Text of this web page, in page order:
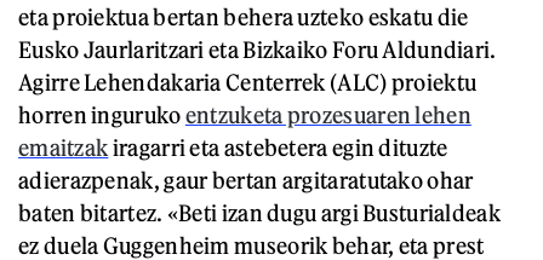
eta proiektua bertan behera uzteko eskatu die
Eusko Jaurlaritzari eta Bizkaiko Foru Aldundiari.
Agirre Lehendakaria Centerrek (ALC) proiektu
horren ingurukoentzuketa prozesuaren lehen
emaitzakiragarri eta astebetera egin dituzte
adierazpenak, gaur bertan argitaratutako ohar
baten bitartez. «Beti izan dugu argi Busturialdeak
ez duela Guggenheim museorik behar, eta prest